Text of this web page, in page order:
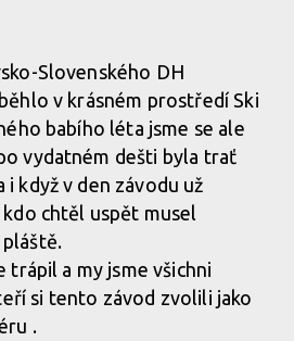
Slovenského DH
v krásném prostředí Ski
babího léta jsme se ale
vydatném dešti byla trať
když v den závodu už
chtěl uspět musel
trápil a my jsme všichni
si tento závod zvolili jako
.